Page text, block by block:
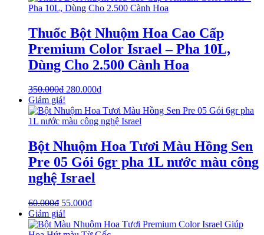
Thuốc Bột Nhuộm Hoa Cao Cấp
Premium Color Israel – Pha 10L,
Dùng Cho 2.500 Cành Hoa
350.000₫ 280.000₫
Giảm giá!
Bột Nhuộm Hoa Tươi Màu Hồng Sen
Pre 05 Gói 6gr pha 1L nước màu công
nghệ Israel
60.000₫ 55.000₫
Giảm giá!